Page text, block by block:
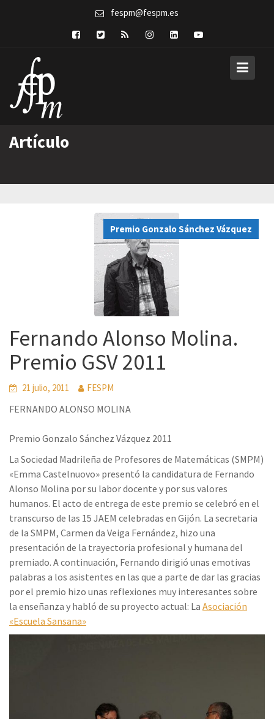
fespm@fespm.es
Artículo
Premio Gonzalo Sánchez Vázquez
Fernando Alonso Molina.
Premio GSV 2011
21 julio, 2011 FESPM
FERNANDO ALONSO MOLINA
Premio Gonzalo Sánchez Vázquez 2011
La Sociedad Madrileña de Profesores de Matemáticas (SMPM)
«Emma Castelnuovo» presentó la candidatura de Fernando
Alonso Molina por su labor docente y por sus valores
humanos. El acto de entrega de este premio se celebró en el
transcurso de las 15 JAEM celebradas en Gijón. La secretaria
de la SMPM, Carmen da Veiga Fernández, hizo una
presentación de la trayectoria profesional y humana del
premiado. A continuación, Fernando dirigió unas emotivas
palabras a los asistentes en las que a parte de dar las gracias
por el premio hizo unas reflexiones muy interesantes sobre
la enseñanza y habló de su proyecto actual: La Asociación
«Escuela Sansana»